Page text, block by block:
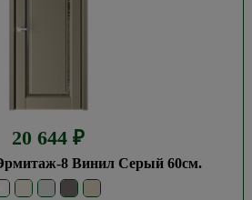
20 644 ₽
8 Винил Серый 60см.